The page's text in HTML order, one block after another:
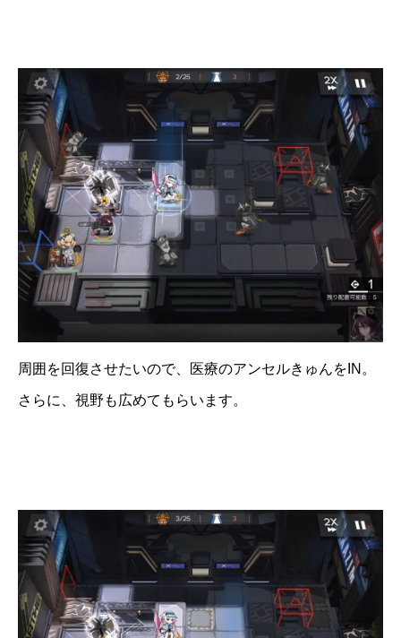
周囲を回復させたいので、医療のアンセルきゅんをIN。
さらに、視野も広めてもらいます。